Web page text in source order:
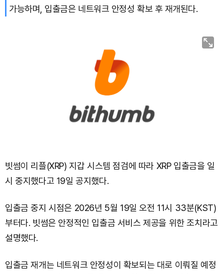
가능하며, 입출금은 네트워크 안정성 확보 후 재개된다.
빗썸이 리플(XRP) 지갑 시스템 점검에 따라 XRP 입출금을 일
시 중지했다고 19일 공지했다.
입출금 중지 시점은 2026년 5월 19일 오전 11시 33분(KST)
부터다. 빗썸은 안정적인 입출금 서비스 제공을 위한 조치라고
설명했다.
입출금 재개는 네트워크 안정성이 확보되는 대로 이뤄질 예정